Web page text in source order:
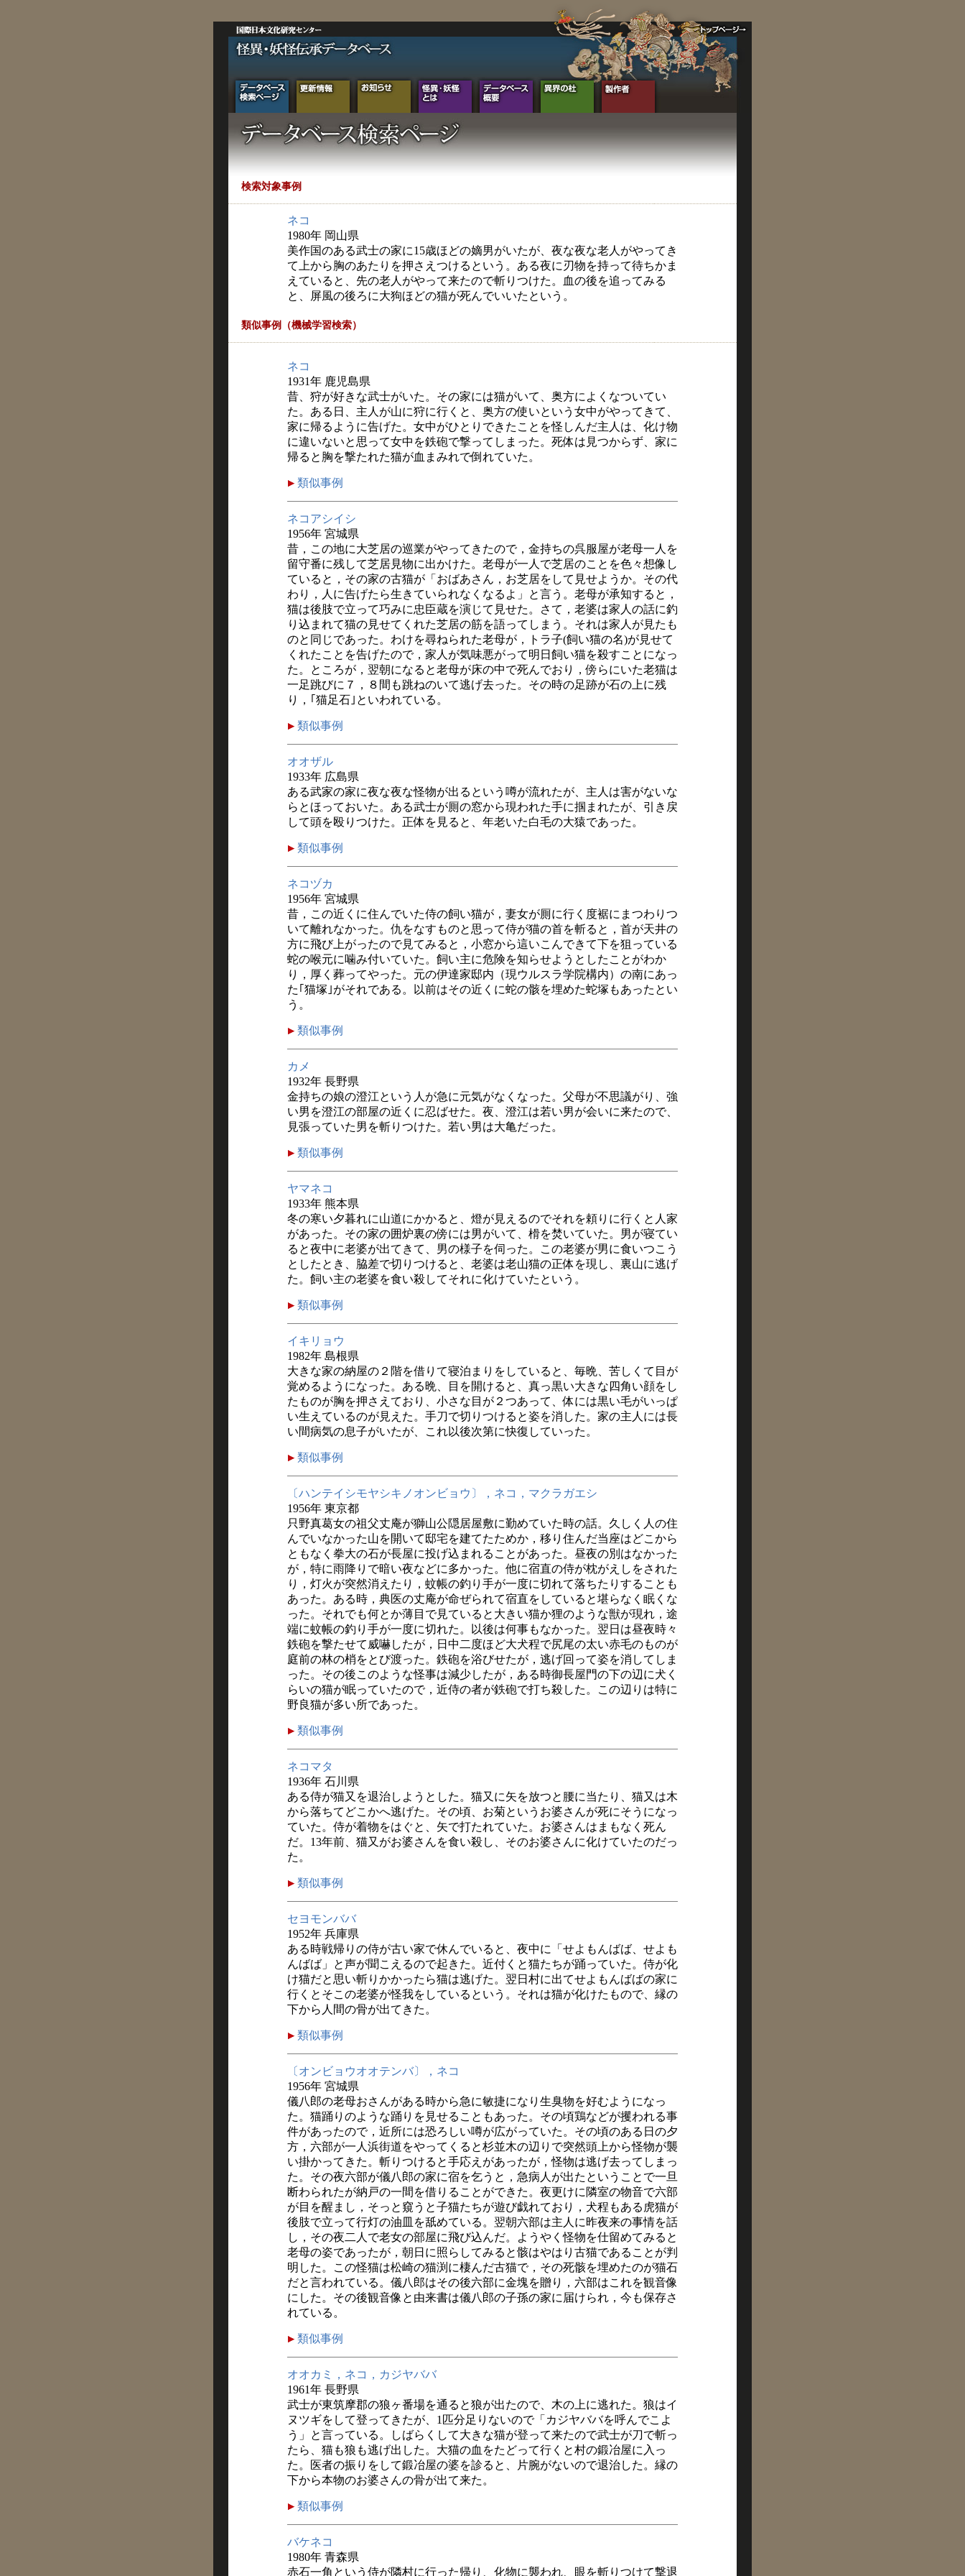
検索対象事例
ネコ
1980年 岡山県
美作国のある武士の家に15歳ほどの嫡男がいたが、夜な夜な老人がやってき
て上から胸のあたりを押さえつけるという。ある夜に刃物を持って待ちかま
えていると、先の老人がやって来たので斬りつけた。血の後を追ってみる
と、屏風の後ろに大狗ほどの猫が死んでいいたという。
類似事例（機械学習検索）
ネコ
1931年 鹿児島県
昔、狩が好きな武士がいた。その家には猫がいて、奥方によくなついてい
た。ある日、主人が山に狩に行くと、奥方の使いという女中がやってきて、
家に帰るように告げた。女中がひとりできたことを怪しんだ主人は、化け物
に違いないと思って女中を鉄砲で撃ってしまった。死体は見つからず、家に
帰ると胸を撃たれた猫が血まみれで倒れていた。
類似事例
ネコアシイシ
1956年 宮城県
昔，この地に大芝居の巡業がやってきたので，金持ちの呉服屋が老母一人を
留守番に残して芝居見物に出かけた。老母が一人で芝居のことを色々想像し
ていると，その家の古猫が「おばあさん，お芝居をして見せようか。その代
わり，人に告げたら生きていられなくなるよ」と言う。老母が承知すると，
猫は後肢で立って巧みに忠臣蔵を演じて見せた。さて，老婆は家人の話に釣
り込まれて猫の見せてくれた芝居の筋を語ってしまう。それは家人が見たも
のと同じであった。わけを尋ねられた老母が，トラ子(飼い猫の名)が見せて
くれたことを告げたので，家人が気味悪がって明日飼い猫を殺すことになっ
た。ところが，翌朝になると老母が床の中で死んでおり，傍らにいた老猫は
一足跳びに７，８間も跳ねのいて逃げ去った。その時の足跡が石の上に残
り，｢猫足石｣といわれている。
類似事例
オオザル
1933年 広島県
ある武家の家に夜な夜な怪物が出るという噂が流れたが、主人は害がないな
らとほっておいた。ある武士が厠の窓から現われた手に掴まれたが、引き戻
して頭を殴りつけた。正体を見ると、年老いた白毛の大猿であった。
類似事例
ネコヅカ
1956年 宮城県
昔，この近くに住んでいた侍の飼い猫が，妻女が厠に行く度裾にまつわりつ
いて離れなかった。仇をなすものと思って侍が猫の首を斬ると，首が天井の
方に飛び上がったので見てみると，小窓から這いこんできて下を狙っている
蛇の喉元に噛み付いていた。飼い主に危険を知らせようとしたことがわか
り，厚く葬ってやった。元の伊達家邸内（現ウルスラ学院構内）の南にあっ
た｢猫塚｣がそれである。以前はその近くに蛇の骸を埋めた蛇塚もあったとい
う。
類似事例
カメ
1932年 長野県
金持ちの娘の澄江という人が急に元気がなくなった。父母が不思議がり、強
い男を澄江の部屋の近くに忍ばせた。夜、澄江は若い男が会いに来たので、
見張っていた男を斬りつけた。若い男は大亀だった。
類似事例
ヤマネコ
1933年 熊本県
冬の寒い夕暮れに山道にかかると、燈が見えるのでそれを頼りに行くと人家
があった。その家の囲炉裏の傍には男がいて、榾を焚いていた。男が寝てい
ると夜中に老婆が出てきて、男の様子を伺った。この老婆が男に食いつこう
としたとき、脇差で切りつけると、老婆は老山猫の正体を現し、裏山に逃げ
た。飼い主の老婆を食い殺してそれに化けていたという。
類似事例
イキリョウ
1982年 島根県
大きな家の納屋の２階を借りて寝泊まりをしていると、毎晩、苦しくて目が
覚めるようになった。ある晩、目を開けると、真っ黒い大きな四角い顔をし
たものが胸を押さえており、小さな目が２つあって、体には黒い毛がいっぱ
い生えているのが見えた。手刀で切りつけると姿を消した。家の主人には長
い間病気の息子がいたが、これ以後次第に快復していった。
類似事例
〔ハンテイシモヤシキノオンビョウ〕，ネコ，マクラガエシ
1956年 東京都
只野真葛女の祖父丈庵が獅山公隠居屋敷に勤めていた時の話。久しく人の住
んでいなかった山を開いて邸宅を建てたためか，移り住んだ当座はどこから
ともなく拳大の石が長屋に投げ込まれることがあった。昼夜の別はなかった
が，特に雨降りで暗い夜などに多かった。他に宿直の侍が枕がえしをされた
り，灯火が突然消えたり，蚊帳の釣り手が一度に切れて落ちたりすることも
あった。ある時，典医の丈庵が命ぜられて宿直をしていると堪らなく眠くな
った。それでも何とか薄目で見ていると大きい猫か狸のような獣が現れ，途
端に蚊帳の釣り手が一度に切れた。以後は何事もなかった。翌日は昼夜時々
鉄砲を撃たせて威嚇したが，日中二度ほど大犬程で尻尾の太い赤毛のものが
庭前の林の梢をとび渡った。鉄砲を浴びせたが，逃げ回って姿を消してしま
った。その後このような怪事は減少したが，ある時御長屋門の下の辺に犬く
らいの猫が眠っていたので，近侍の者が鉄砲で打ち殺した。この辺りは特に
野良猫が多い所であった。
類似事例
ネコマタ
1936年 石川県
ある侍が猫又を退治しようとした。猫又に矢を放つと腰に当たり、猫又は木
から落ちてどこかへ逃げた。その頃、お菊というお婆さんが死にそうになっ
ていた。侍が着物をはぐと、矢で打たれていた。お婆さんはまもなく死ん
だ。13年前、猫又がお婆さんを食い殺し、そのお婆さんに化けていたのだっ
た。
類似事例
セヨモンババ
1952年 兵庫県
ある時戦帰りの侍が古い家で休んでいると、夜中に「せよもんばば、せよも
んばば」と声が聞こえるので起きた。近付くと猫たちが踊っていた。侍が化
け猫だと思い斬りかかったら猫は逃げた。翌日村に出てせよもんばばの家に
行くとそこの老婆が怪我をしているという。それは猫が化けたもので、縁の
下から人間の骨が出てきた。
類似事例
〔オンビョウオオテンバ〕，ネコ
1956年 宮城県
儀八郎の老母おさんがある時から急に敏捷になり生臭物を好むようになっ
た。猫踊りのような踊りを見せることもあった。その頃鶏などが攫われる事
件があったので，近所には恐ろしい噂が広がっていた。その頃のある日の夕
方，六部が一人浜街道をやってくると杉並木の辺りで突然頭上から怪物が襲
い掛かってきた。斬りつけると手応えがあったが，怪物は逃げ去ってしまっ
た。その夜六部が儀八郎の家に宿を乞うと，急病人が出たということで一旦
断わられたが納戸の一間を借りることができた。夜更けに隣室の物音で六部
が目を醒まし，そっと窺うと子猫たちが遊び戯れており，犬程もある虎猫が
後肢で立って行灯の油皿を舐めている。翌朝六部は主人に昨夜来の事情を話
し，その夜二人で老女の部屋に飛び込んだ。ようやく怪物を仕留めてみると
老母の姿であったが，朝日に照らしてみると骸はやはり古猫であることが判
明した。この怪猫は松崎の猫渕に棲んだ古猫で，その死骸を埋めたのが猫石
だと言われている。儀八郎はその後六部に金塊を贈り，六部はこれを観音像
にした。その後観音像と由来書は儀八郎の子孫の家に届けられ，今も保存さ
れている。
類似事例
オオカミ，ネコ，カジヤババ
1961年 長野県
武士が東筑摩郡の狼ヶ番場を通ると狼が出たので、木の上に逃れた。狼はイ
ヌツギをして登ってきたが、1匹分足りないので「カジヤババを呼んでこよ
う」と言っている。しばらくして大きな猫が登って来たので武士が刀で斬っ
たら、猫も狼も逃げ出した。大猫の血をたどって行くと村の鍛冶屋に入っ
た。医者の振りをして鍛冶屋の婆を診ると、片腕がないので退治した。縁の
下から本物のお婆さんの骨が出て来た。
類似事例
バケネコ
1980年 青森県
赤石一角という侍が隣村に行った帰り、化物に襲われ、眼を斬りつけて撃退